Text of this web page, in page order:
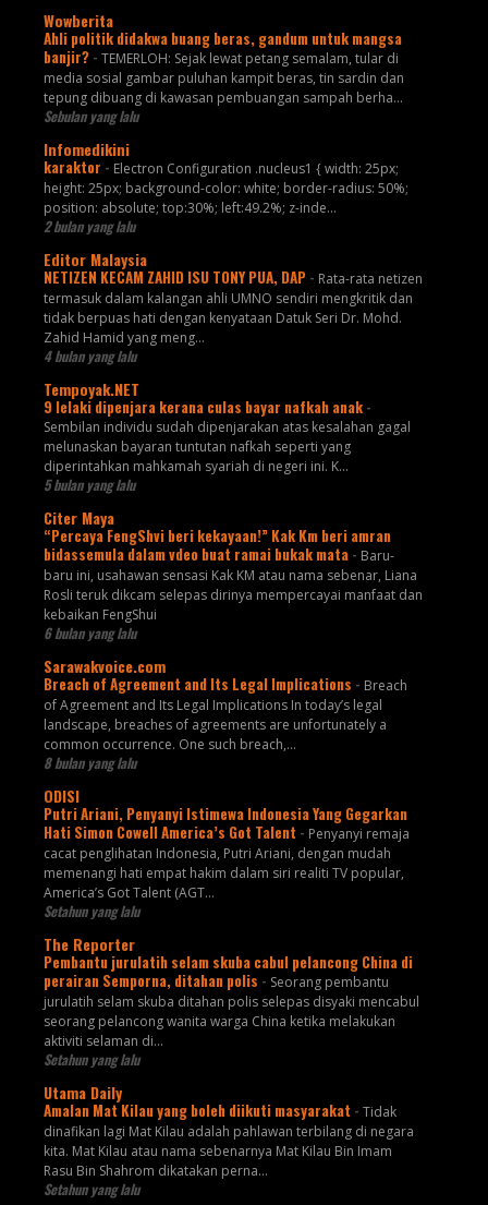
Wowberita
Ahli politik didakwa buang beras, gandum untuk mangsa
banjir? - TEMERLOH: Sejak lewat petang semalam, tular di
media sosial gambar puluhan kampit beras, tin sardin dan
tepung dibuang di kawasan pembuangan sampah berha...
Sebulan yang lalu
Infomedikini
karaktor - Electron Configuration .nucleus1 { width: 25px;
height: 25px; background-color: white; border-radius: 50%;
position: absolute; top:30%; left:49.2%; z-inde...
2 bulan yang lalu
Editor Malaysia
NETIZEN KECAM ZAHID ISU TONY PUA, DAP - Rata-rata netizen
termasuk dalam kalangan ahli UMNO sendiri mengkritik dan
tidak berpuas hati dengan kenyataan Datuk Seri Dr. Mohd.
Zahid Hamid yang meng...
4 bulan yang lalu
Tempoyak.NET
9 lelaki dipenjara kerana culas bayar nafkah anak -
Sembilan individu sudah dipenjarakan atas kesalahan gagal
melunaskan bayaran tuntutan nafkah seperti yang
diperintahkan mahkamah syariah di negeri ini. K...
5 bulan yang lalu
Citer Maya
“Percaya FengShvi beri kekayaan!” Kak Km beri amran
bidassemula dalam vdeo buat ramai bukak mata - Baru-
baru ini, usahawan sensasi Kak KM atau nama sebenar, Liana
Rosli teruk dikcam selepas dirinya mempercayai manfaat dan
kebaikan FengShui
6 bulan yang lalu
Sarawakvoice.com
Breach of Agreement and Its Legal Implications - Breach
of Agreement and Its Legal Implications In today’s legal
landscape, breaches of agreements are unfortunately a
common occurrence. One such breach,...
8 bulan yang lalu
ODISI
Putri Ariani, Penyanyi Istimewa Indonesia Yang Gegarkan
Hati Simon Cowell America’s Got Talent - Penyanyi remaja
cacat penglihatan Indonesia, Putri Ariani, dengan mudah
memenangi hati empat hakim dalam siri realiti TV popular,
America’s Got Talent (AGT...
Setahun yang lalu
The Reporter
Pembantu jurulatih selam skuba cabul pelancong China di
perairan Semporna, ditahan polis - Seorang pembantu
jurulatih selam skuba ditahan polis selepas disyaki mencabul
seorang pelancong wanita warga China ketika melakukan
aktiviti selaman di...
Setahun yang lalu
Utama Daily
Amalan Mat Kilau yang boleh diikuti masyarakat - Tidak
dinafikan lagi Mat Kilau adalah pahlawan terbilang di negara
kita. Mat Kilau atau nama sebenarnya Mat Kilau Bin Imam
Rasu Bin Shahrom dikatakan perna...
Setahun yang lalu